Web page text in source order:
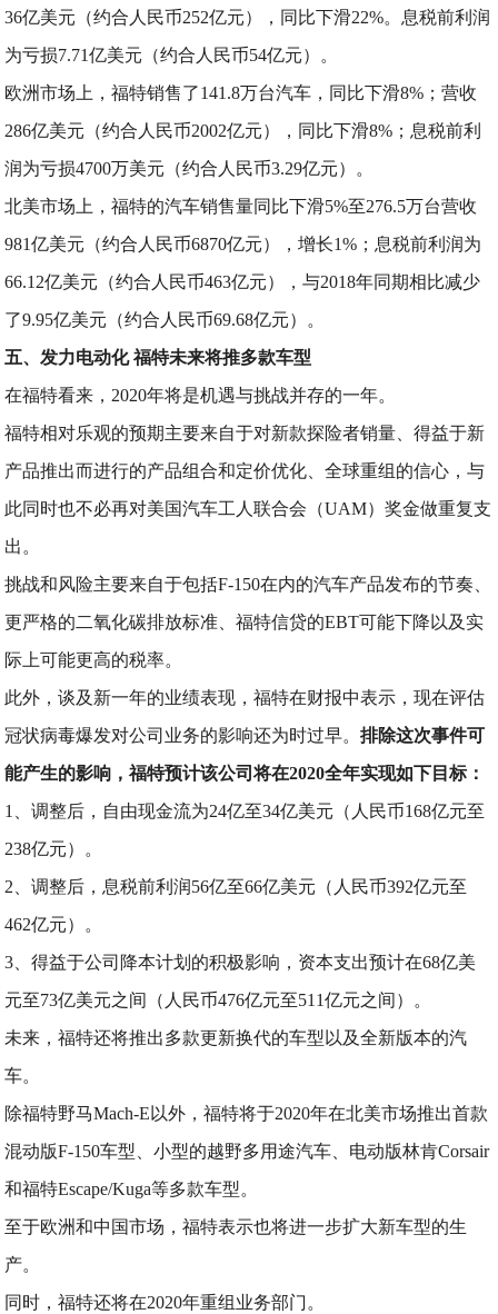
36亿美元（约合人民币252亿元），同比下滑22%。息税前利润
为亏损7.71亿美元（约合人民币54亿元）。
欧洲市场上，福特销售了141.8万台汽车，同比下滑8%；营收
286亿美元（约合人民币2002亿元），同比下滑8%；息税前利
润为亏损4700万美元（约合人民币3.29亿元）。
北美市场上，福特的汽车销售量同比下滑5%至276.5万台营收
981亿美元（约合人民币6870亿元），增长1%；息税前利润为
66.12亿美元（约合人民币463亿元），与2018年同期相比减少
了9.95亿美元（约合人民币69.68亿元）。
五、发力电动化 福特未来将推多款车型
在福特看来，2020年将是机遇与挑战并存的一年。
福特相对乐观的预期主要来自于对新款探险者销量、得益于新
产品推出而进行的产品组合和定价优化、全球重组的信心，与
此同时也不必再对美国汽车工人联合会（UAM）奖金做重复支
出。
挑战和风险主要来自于包括F-150在内的汽车产品发布的节奏、
更严格的二氧化碳排放标准、福特信贷的EBT可能下降以及实
际上可能更高的税率。
此外，谈及新一年的业绩表现，福特在财报中表示，现在评估
冠状病毒爆发对公司业务的影响还为时过早。排除这次事件可
能产生的影响，福特预计该公司将在2020全年实现如下目标：
1、调整后，自由现金流为24亿至34亿美元（人民币168亿元至
238亿元）。
2、调整后，息税前利润56亿至66亿美元（人民币392亿元至
462亿元）。
3、得益于公司降本计划的积极影响，资本支出预计在68亿美
元至73亿美元之间（人民币476亿元至511亿元之间）。
未来，福特还将推出多款更新换代的车型以及全新版本的汽
车。
除福特野马Mach-E以外，福特将于2020年在北美市场推出首款
混动版F-150车型、小型的越野多用途汽车、电动版林肯Corsair
和福特Escape/Kuga等多款车型。
至于欧洲和中国市场，福特表示也将进一步扩大新车型的生
产。
同时，福特还将在2020年重组业务部门。